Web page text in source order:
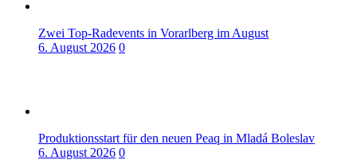
Zwei Top-Radevents in Vorarlberg im August
6. August 2026 0
Produktionsstart für den neuen Peaq in Mladá Boleslav
6. August 2026 0